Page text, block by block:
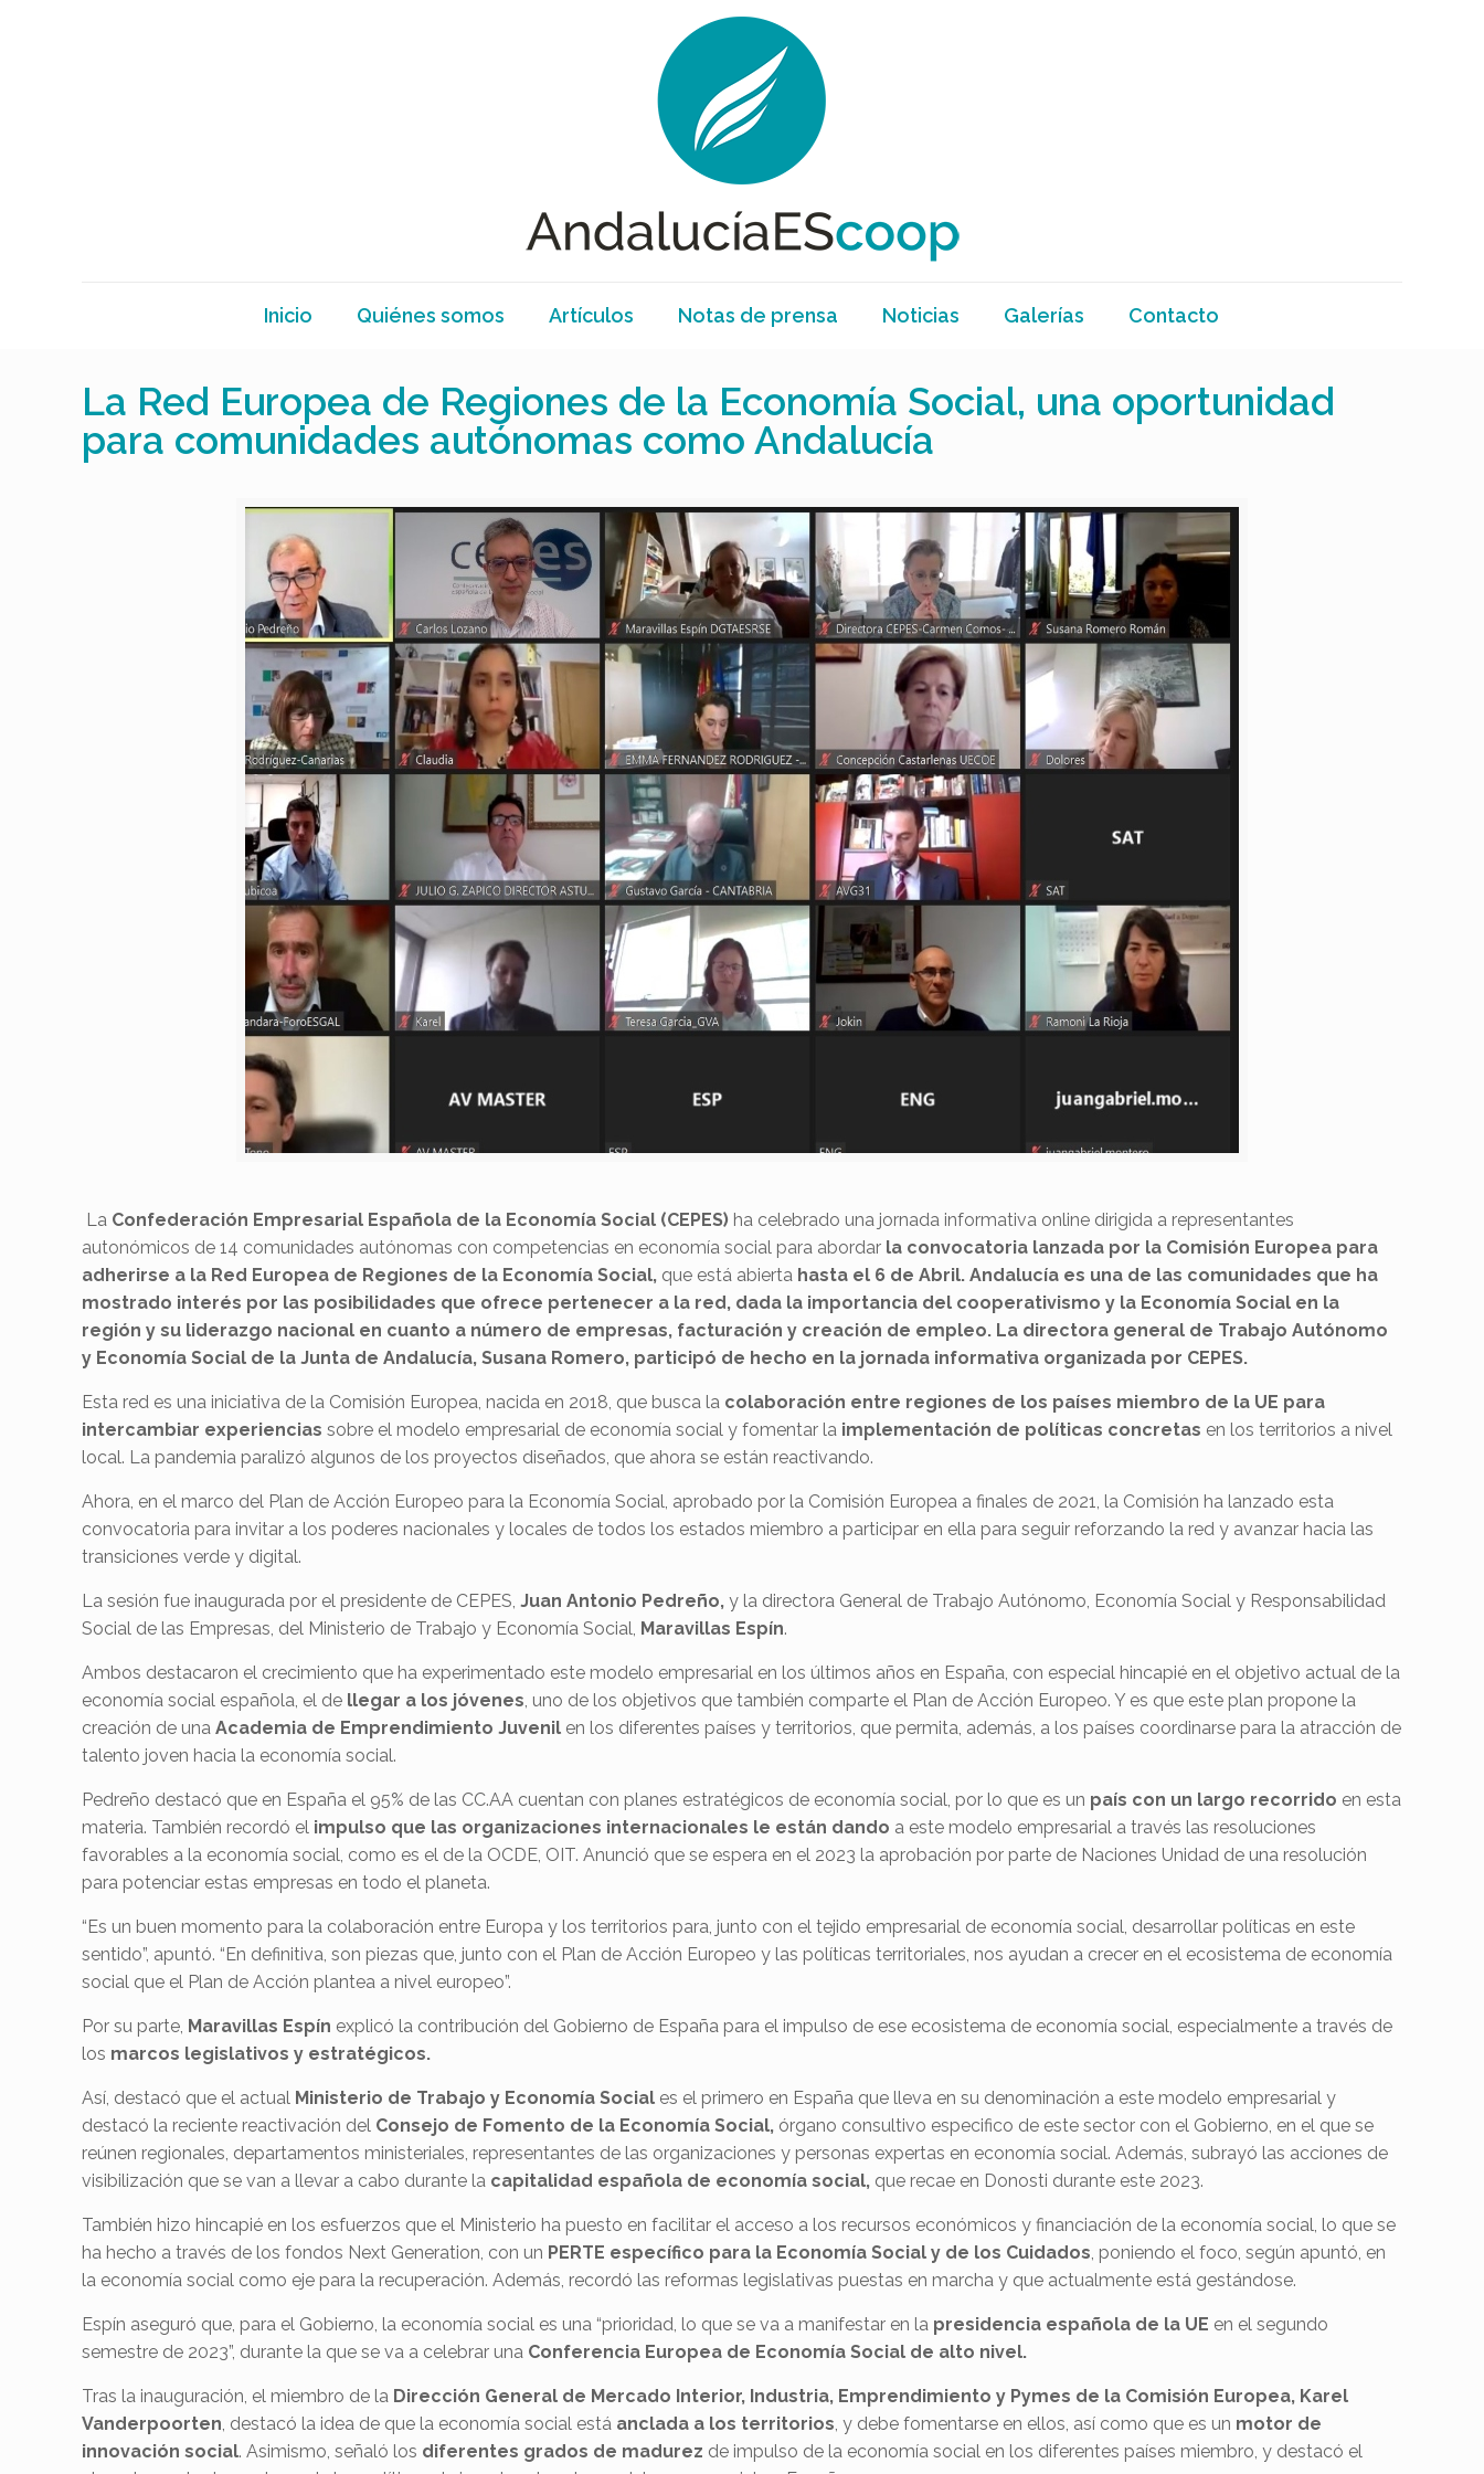
Inicio Quiénes somos Artículos Notas de prensa Noticias Galerías Contacto
La Red Europea de Regiones de la Economía Social, una oportunidad
para comunidades autónomas como Andalucía
La Confederación Empresarial Española de la Economía Social (CEPES) ha celebrado una jornada informativa online dirigida a representantes
autonómicos de 14 comunidades autónomas con competencias en economía social para abordar la convocatoria lanzada por la Comisión Europea para
adherirse a la Red Europea de Regiones de la Economía Social, que está abierta hasta el 6 de Abril. Andalucía es una de las comunidades que ha
mostrado interés por las posibilidades que ofrece pertenecer a la red, dada la importancia del cooperativismo y la Economía Social en la
región y su liderazgo nacional en cuanto a número de empresas, facturación y creación de empleo. La directora general de Trabajo Autónomo
y Economía Social de la Junta de Andalucía, Susana Romero, participó de hecho en la jornada informativa organizada por CEPES.
Esta red es una iniciativa de la Comisión Europea, nacida en 2018, que busca la colaboración entre regiones de los países miembro de la UE para
intercambiar experiencias sobre el modelo empresarial de economía social y fomentar la implementación de políticas concretas en los territorios a nivel
local. La pandemia paralizó algunos de los proyectos diseñados, que ahora se están reactivando.
Ahora, en el marco del Plan de Acción Europeo para la Economía Social, aprobado por la Comisión Europea a finales de 2021, la Comisión ha lanzado esta
convocatoria para invitar a los poderes nacionales y locales de todos los estados miembro a participar en ella para seguir reforzando la red y avanzar hacia las
transiciones verde y digital.
La sesión fue inaugurada por el presidente de CEPES,Juan Antonio Pedreño, y la directora General de Trabajo Autónomo, Economía Social y Responsabilidad
Social de las Empresas, del Ministerio de Trabajo y Economía Social, Maravillas Espín.
Ambos destacaron el crecimiento que ha experimentado este modelo empresarial en los últimos años en España, con especial hincapié en el objetivo actual de la
economía social española, el de llegar a los jóvenes, uno de los objetivos que también comparte el Plan de Acción Europeo. Y es que este plan propone la
creación de unaAcademia de Emprendimiento Juvenil en los diferentes países y territorios, que permita, además, a los países coordinarse para la atracción de
talento joven hacia la economía social.
Pedreño destacó que en España el 95% de las CC.AA cuentan con planes estratégicos de economía social, por lo que es un país con un largo recorrido en esta
materia. También recordó el impulso que las organizaciones internacionales le están dando a este modelo empresarial a través las resoluciones
favorables a la economía social, como es el de la OCDE, OIT. Anunció que se espera en el 2023 la aprobación por parte de Naciones Unidad de una resolución
para potenciar estas empresas en todo el planeta.
“Es un buen momento para la colaboración entre Europa y los territorios para, junto con el tejido empresarial de economía social, desarrollar políticas en este
sentido”, apuntó. “En definitiva, son piezas que, junto con el Plan de Acción Europeo y las políticas territoriales, nos ayudan a crecer en el ecosistema de economía
social que el Plan de Acción plantea a nivel europeo”.
Por su parte, Maravillas Espín explicó la contribución del Gobierno de España para el impulso de ese ecosistema de economía social, especialmente a través de
los marcos legislativos y estratégicos.
Así, destacó que el actual Ministerio de Trabajo y Economía Social es el primero en España que lleva en su denominación a este modelo empresarial y
destacó la reciente reactivación del Consejo de Fomento de la Economía Social, órgano consultivo especifico de este sector con el Gobierno, en el que se
reúnen regionales, departamentos ministeriales, representantes de las organizaciones y personas expertas en economía social. Además, subrayó las acciones de
visibilización que se van a llevar a cabo durante la capitalidad española de economía social, que recae en Donosti durante este 2023.
También hizo hincapié en los esfuerzos que el Ministerio ha puesto en facilitar el acceso a los recursos económicos y financiación de la economía social, lo que se
ha hecho a través de los fondos Next Generation, con un PERTE específico para la Economía Social y de los Cuidados, poniendo el foco, según apuntó, en
la economía social como eje para la recuperación. Además, recordó las reformas legislativas puestas en marcha y que actualmente está gestándose.
Espín aseguró que, para el Gobierno, la economía social es una “prioridad, lo que se va a manifestar en la presidencia española de la UE en el segundo
semestre de 2023”, durante la que se va a celebrar una Conferencia Europea de Economía Social de alto nivel.
Tras la inauguración, el miembro de la Dirección General de Mercado Interior, Industria, Emprendimiento y Pymes de la Comisión Europea, Karel
Vanderpoorten, destacó la idea de que la economía social está anclada a los territorios, y debe fomentarse en ellos, así como que es un motor de
innovación social. Asimismo, señaló los diferentes grados de madurez de impulso de la economía social en los diferentes países miembro, y destacó el